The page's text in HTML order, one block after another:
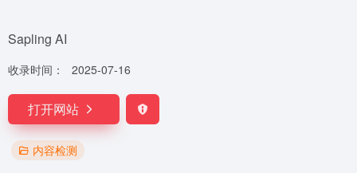
Sapling AI
收录时间： 2025-07-16
打开网站
内容检测